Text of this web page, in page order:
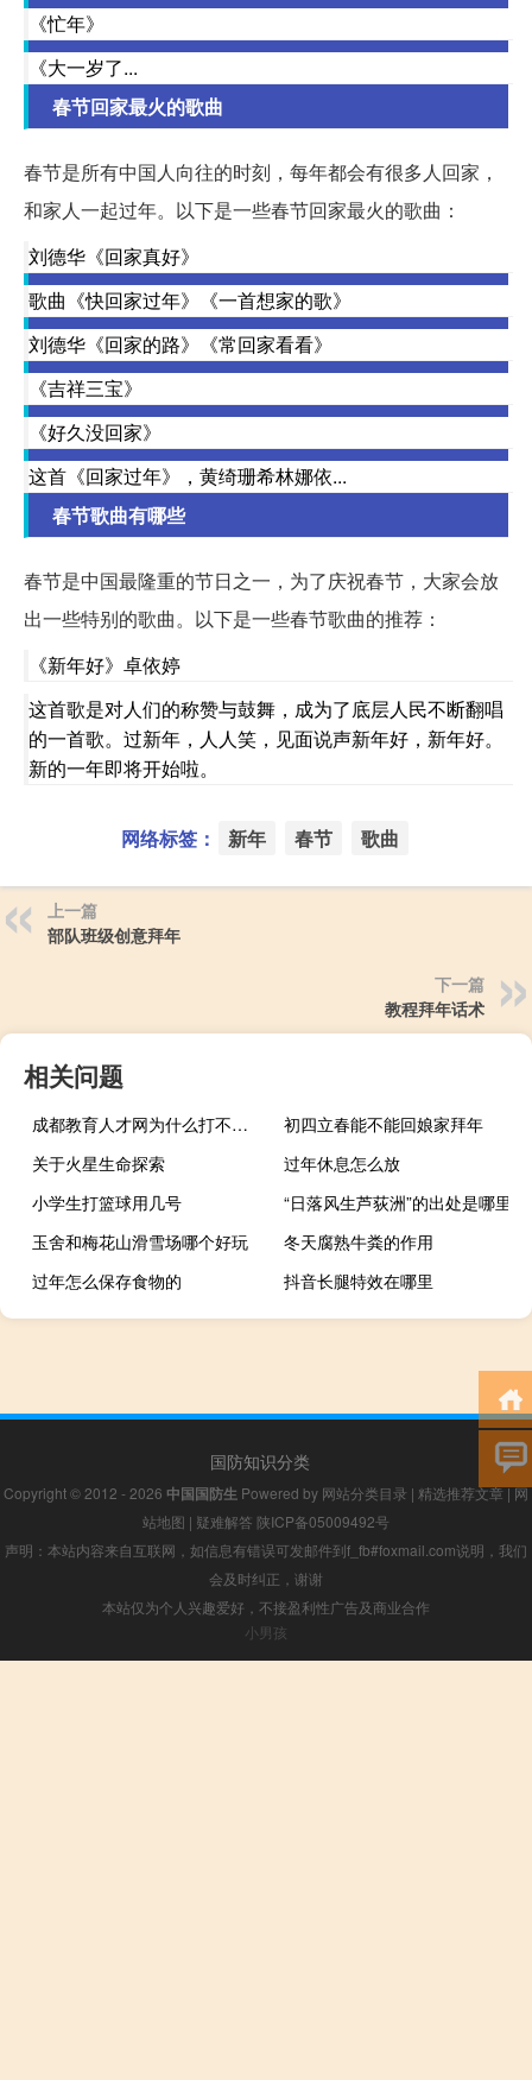
《忙年》
《大一岁了...
春节回家最火的歌曲
春节是所有中国人向往的时刻，每年都会有很多人回家，
和家人一起过年。以下是一些春节回家最火的歌曲：
刘德华《回家真好》
歌曲《快回家过年》《一首想家的歌》
刘德华《回家的路》《常回家看看》
《吉祥三宝》
《好久没回家》
这首《回家过年》，黄绮珊希林娜依...
春节歌曲有哪些
春节是中国最隆重的节日之一，为了庆祝春节，大家会放
出一些特别的歌曲。以下是一些春节歌曲的推荐：
《新年好》卓依婷
这首歌是对人们的称赞与鼓舞，成为了底层人民不断翻唱
的一首歌。过新年，人人笑，见面说声新年好，新年好。
新的一年即将开始啦。
网络标签： 新年 春节 歌曲
上一篇
部队班级创意拜年
下一篇
教程拜年话术
相关问题
成都教育人才网为什么打不开（成都教育人才网）
初四立春能不能回娘家拜年
关于火星生命探索
过年休息怎么放
小学生打篮球用几号
“日落风生芦荻洲”的出处是哪里
玉舍和梅花山滑雪场哪个好玩
冬天腐熟牛粪的作用
过年怎么保存食物的
抖音长腿特效在哪里
国防知识分类
Copyright © 2012 - 2026 中国国防生 Powered by 网站分类目录 | 精选推荐文章|网
站地图 | 疑难解答 陕ICP备05009492号
声明：本站内容来自互联网，如信息有错误可发邮件到f_fb#foxmail.com说明，我们
会及时纠正，谢谢
本站仅为个人兴趣爱好，不接盈利性广告及商业合作
小男孩